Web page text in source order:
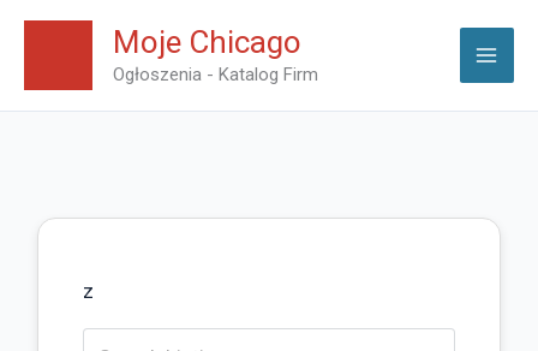
Skip
Moje Chicago
Ogłoszenia - Katalog Firm
z